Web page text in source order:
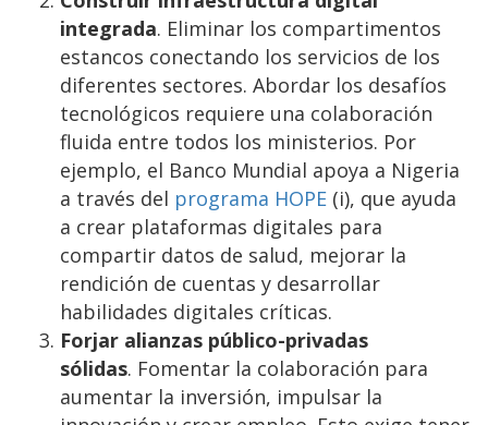
integrada. Eliminar los compartimentos
estancos conectando los servicios de los
diferentes sectores. Abordar los desafíos
tecnológicos requiere una colaboración
fluida entre todos los ministerios. Por
ejemplo, el Banco Mundial apoya a Nigeria
a través del programa HOPE (i), que ayuda
a crear plataformas digitales para
compartir datos de salud, mejorar la
rendición de cuentas y desarrollar
habilidades digitales críticas.
Forjar alianzas público-privadas
sólidas. Fomentar la colaboración para
aumentar la inversión, impulsar la